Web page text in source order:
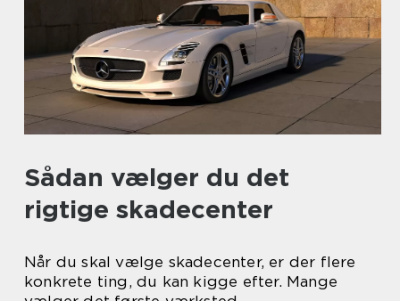
Sådan vælger du det
rigtige skadecenter
Når du skal vælge skadecenter, er der flere
konkrete ting, du kan kigge efter. Mange